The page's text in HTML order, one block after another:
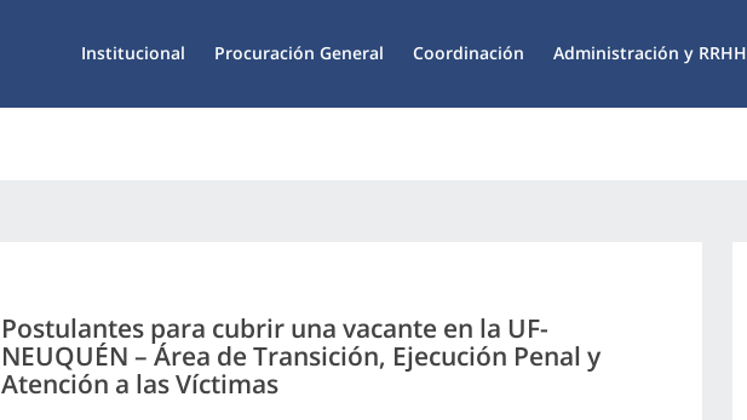
Institucional Procuración General Coordinación Administración y RRHH
Postulantes para cubrir una vacante en la UF-
NEUQUÉN – Área de Transición, Ejecución Penal y
Atención a las Víctimas